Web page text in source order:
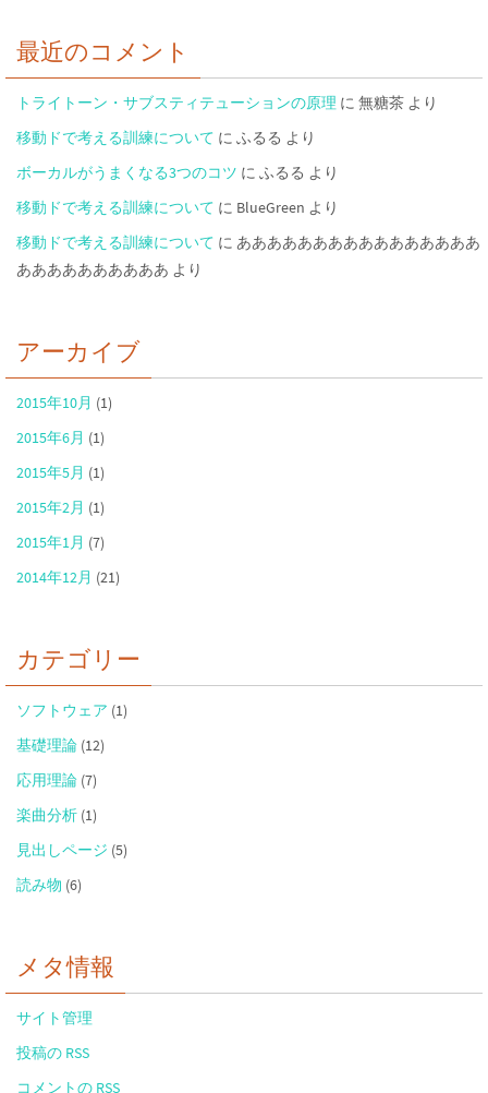
最近のコメント
トライトーン・サブスティテューションの原理 に 無糖茶 より
移動ドで考える訓練について に ふるる より
ボーカルがうまくなる3つのコツ に ふるる より
移動ドで考える訓練について に BlueGreen より
移動ドで考える訓練について に ああああああああああああああああ
ああああああああああ より
アーカイブ
2015年10月 (1)
2015年6月 (1)
2015年5月 (1)
2015年2月 (1)
2015年1月 (7)
2014年12月 (21)
カテゴリー
ソフトウェア (1)
基礎理論 (12)
応用理論 (7)
楽曲分析 (1)
見出しページ (5)
読み物 (6)
メタ情報
サイト管理
投稿の RSS
コメントの RSS